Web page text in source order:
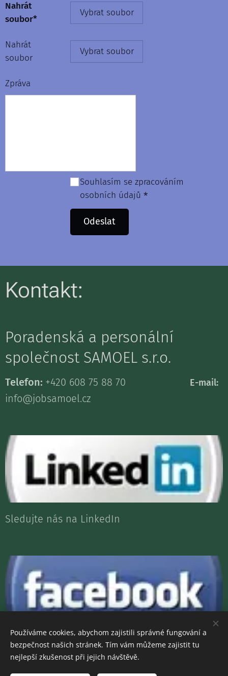
Nahrát
soubor*
Vybrat soubor
Nahrát
soubor
Vybrat soubor
Zpráva
Souhlasím se zpracováním
osobních údajů
Odeslat
Kontakt:
Poradenská a personální
společnost SAMOEL s.r.o.
Telefon: +420 608 75 88 70 E-mail:
info@jobsamoel.cz
Sledujte nás na LinkedIn
nebo Facebooku .
Používáme cookies, abychom zajistili správné fungování a
bezpečnost našich stránek. Tím vám můžeme zajistit tu
nejlepší zkušenost při jejich návštěvě.